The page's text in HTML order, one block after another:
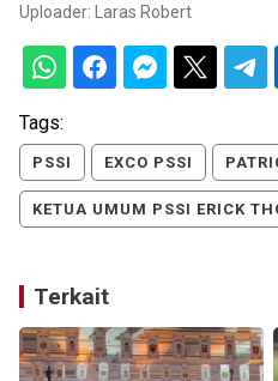
Uploader: Laras Robert
Tags:
PSSI EXCO PSSI
KETUA UMUM PSSI ERICK
Terkait